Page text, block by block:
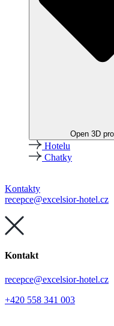
Open 3D
Hotelu
Chatky
Kontakty
recepce@excelsior-hotel.cz
Kontakt
recepce@excelsior-hotel.cz
+420 558 341 003